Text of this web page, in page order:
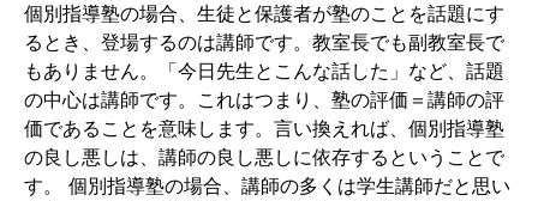
個別指導塾の場合、生徒と保護者が塾のことを話題にす
るとき、登場するのは講師です。教室長でも副教室長で
もありません。「今日先生とこんな話した」など、話題
の中心は講師です。これはつまり、塾の評価＝講師の評
価であることを意味します。言い換えれば、個別指導塾
の良し悪しは、講師の良し悪しに依存するということで
す。 個別指導塾の場合、講師の多くは学生講師だと思い